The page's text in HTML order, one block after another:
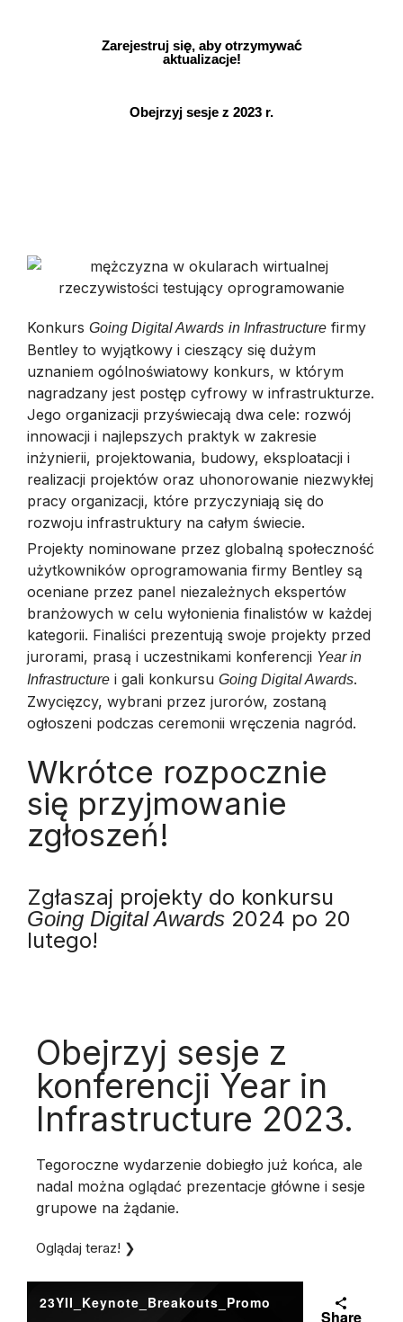
Zarejestruj się, aby otrzymywać
aktualizacje!
Obejrzyj sesje z 2023 r.
Konkurs Going Digital Awards in Infrastructure firmy
Bentley to wyjątkowy i cieszący się dużym
uznaniem ogólnoświatowy konkurs, w którym
nagradzany jest postęp cyfrowy w infrastrukturze.
Jego organizacji przyświecają dwa cele: rozwój
innowacji i najlepszych praktyk w zakresie
inżynierii, projektowania, budowy, eksploatacji i
realizacji projektów oraz uhonorowanie niezwykłej
pracy organizacji, które przyczyniają się do
rozwoju infrastruktury na całym świecie.
Projekty nominowane przez globalną społeczność
użytkowników oprogramowania firmy Bentley są
oceniane przez panel niezależnych ekspertów
branżowych w celu wyłonienia finalistów w każdej
kategorii. Finaliści prezentują swoje projekty przed
jurorami, prasą i uczestnikami konferencji Year in
Infrastructure i gali konkursu Going Digital Awards.
Zwycięzcy, wybrani przez jurorów, zostaną
ogłoszeni podczas ceremonii wręczenia nagród.
Wkrótce rozpocznie
się przyjmowanie
zgłoszeń!
Zgłaszaj projekty do konkursu
Going Digital Awards 2024 po 20
lutego!
Obejrzyj sesje z
konferencji Year in
Infrastructure 2023.
Tegoroczne wydarzenie dobiegło już końca, ale
nadal można oglądać prezentacje główne i sesje
grupowe na żądanie.
Oglądaj teraz! ❯
23YII_Keynote_Breakouts_Promo
Share